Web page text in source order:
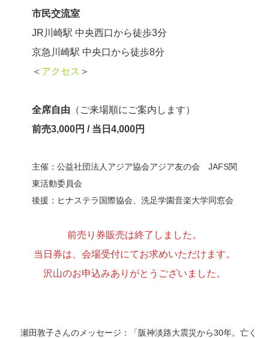
市民交流室
JR川崎駅 中央西口から徒歩3分
京急川崎駅 中央口から徒歩8分
＜ アクセス ＞
全席自由 （ご来場順にご案内します）
前売3,000円 / 当日4,000円
主催：公益社団法人アジア協会アジア友の会 JAFS関
東活動委員会
後援：ヒナステラ国際協会、洗足学園音楽大学同窓会
前売り券販売は終了しました。
当日券は、会場受付にてお求めいただけます。
沢山のお申込みありがとうございました。
瀬田敦子さんのメッセージ：「阪神淡路大震災から30年。亡く